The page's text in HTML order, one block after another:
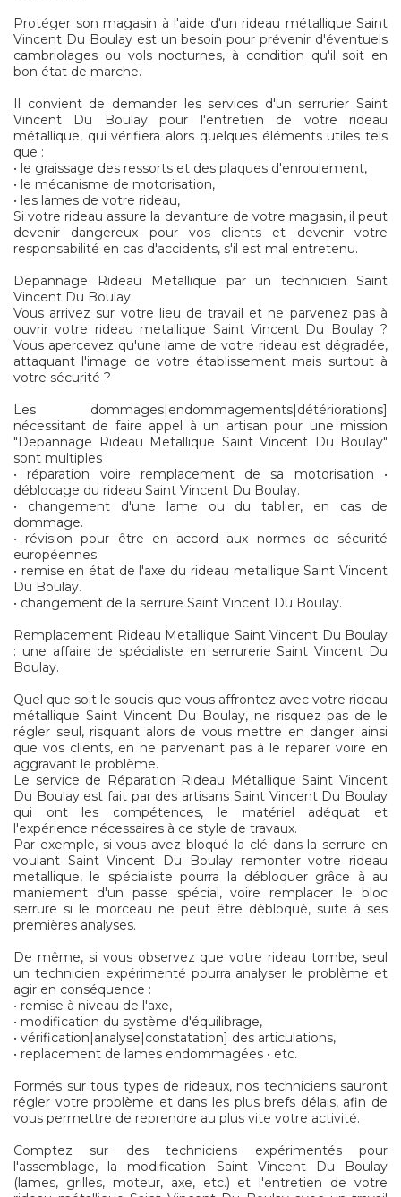
Protéger son magasin à l'aide d'un rideau métallique Saint
Vincent Du Boulay est un besoin pour prévenir d'éventuels
cambriolages ou vols nocturnes, à condition qu'il soit en
bon état de marche.
Il convient de demander les services d'un serrurier Saint
Vincent Du Boulay pour l'entretien de votre rideau
métallique, qui vérifiera alors quelques éléments utiles tels
que :
• le graissage des ressorts et des plaques d'enroulement,
• le mécanisme de motorisation,
• les lames de votre rideau,
Si votre rideau assure la devanture de votre magasin, il peut
devenir dangereux pour vos clients et devenir votre
responsabilité en cas d'accidents, s'il est mal entretenu.
Depannage Rideau Metallique par un technicien Saint
Vincent Du Boulay.
Vous arrivez sur votre lieu de travail et ne parvenez pas à
ouvrir votre rideau metallique Saint Vincent Du Boulay ?
Vous apercevez qu'une lame de votre rideau est dégradée,
attaquant l'image de votre établissement mais surtout à
votre sécurité ?
Les dommages|endommagements|détériorations]
nécessitant de faire appel à un artisan pour une mission
"Depannage Rideau Metallique Saint Vincent Du Boulay"
sont multiples :
• réparation voire remplacement de sa motorisation •
déblocage du rideau Saint Vincent Du Boulay.
• changement d'une lame ou du tablier, en cas de
dommage.
• révision pour être en accord aux normes de sécurité
européennes.
• remise en état de l'axe du rideau metallique Saint Vincent
Du Boulay.
• changement de la serrure Saint Vincent Du Boulay.
Remplacement Rideau Metallique Saint Vincent Du Boulay
: une affaire de spécialiste en serrurerie Saint Vincent Du
Boulay.
Quel que soit le soucis que vous affrontez avec votre rideau
métallique Saint Vincent Du Boulay, ne risquez pas de le
régler seul, risquant alors de vous mettre en danger ainsi
que vos clients, en ne parvenant pas à le réparer voire en
aggravant le problème.
Le service de Réparation Rideau Métallique Saint Vincent
Du Boulay est fait par des artisans Saint Vincent Du Boulay
qui ont les compétences, le matériel adéquat et
l'expérience nécessaires à ce style de travaux.
Par exemple, si vous avez bloqué la clé dans la serrure en
voulant Saint Vincent Du Boulay remonter votre rideau
metallique, le spécialiste pourra la débloquer grâce à au
maniement d'un passe spécial, voire remplacer le bloc
serrure si le morceau ne peut être débloqué, suite à ses
premières analyses.
De même, si vous observez que votre rideau tombe, seul
un technicien expérimenté pourra analyser le problème et
agir en conséquence :
• remise à niveau de l'axe,
• modification du système d'équilibrage,
• vérification|analyse|constatation] des articulations,
• replacement de lames endommagées • etc.
Formés sur tous types de rideaux, nos techniciens sauront
régler votre problème et dans les plus brefs délais, afin de
vous permettre de reprendre au plus vite votre activité.
Comptez sur des techniciens expérimentés pour
l'assemblage, la modification Saint Vincent Du Boulay
(lames, grilles, moteur, axe, etc.) et l'entretien de votre